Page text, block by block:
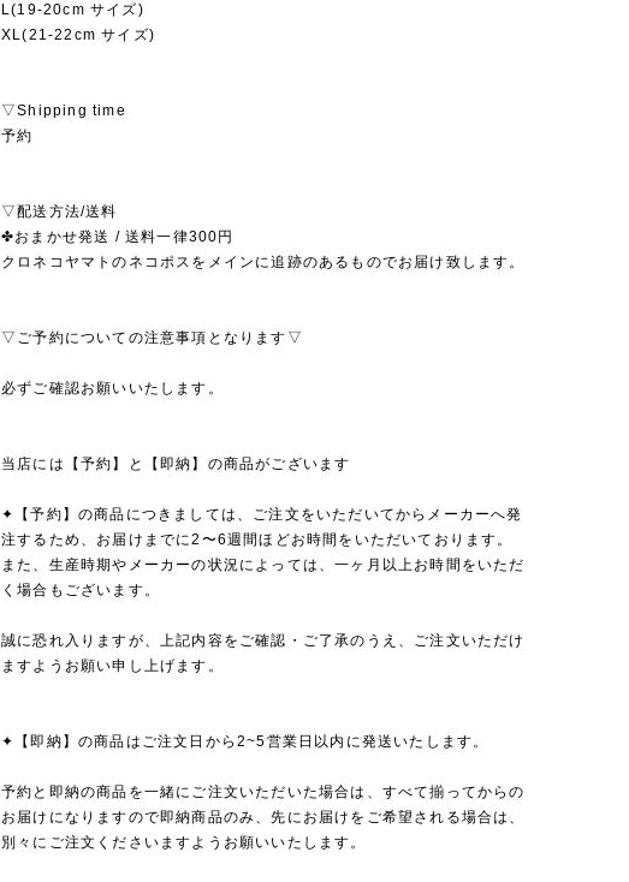
L(19-20cm サイズ)
XL(21-22cm サイズ)
▽Shipping time
予約
▽配送方法/送料
✤おまかせ発送 / 送料一律300円
クロネコヤマトのネコポスをメインに追跡のあるものでお届け致します。
▽ご予約についての注意事項となります▽
必ずご確認お願いいたします。
当店には【予約】と【即納】の商品がございます
✦【予約】の商品につきましては、ご注文をいただいてからメーカーへ発
注するため、お届けまでに2〜6週間ほどお時間をいただいております。
また、生産時期やメーカーの状況によっては、一ヶ月以上お時間をいただ
く場合もございます。
誠に恐れ入りますが、上記内容をご確認・ご了承のうえ、ご注文いただけ
ますようお願い申し上げます。
✦【即納】の商品はご注文日から2~5営業日以内に発送いたします。
予約と即納の商品を一緒にご注文いただいた場合は、すべて揃ってからの
お届けになりますので即納商品のみ、先にお届けをご希望される場合は、
別々にご注文くださいますようお願いいたします。